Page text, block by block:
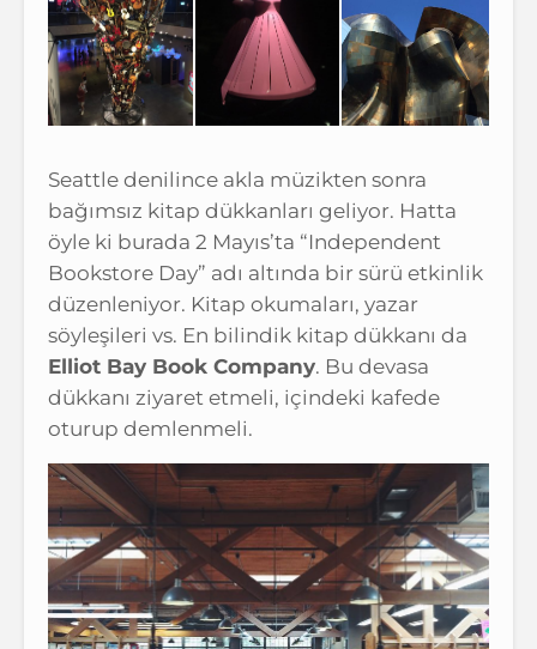
Seattle denilince akla müzikten sonra
bağımsız kitap dükkanları geliyor. Hatta
öyle ki burada 2 Mayıs’ta “Independent
Bookstore Day” adı altında bir sürü etkinlik
düzenleniyor. Kitap okumaları, yazar
söyleşileri vs. En bilindik kitap dükkanı da
Elliot Bay Book Company. Bu devasa
dükkanı ziyaret etmeli, içindeki kafede
oturup demlenmeli.